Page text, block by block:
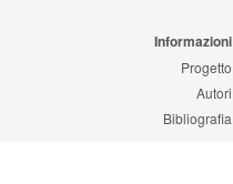
Informazioni
Progetto
Autori
Bibliografia